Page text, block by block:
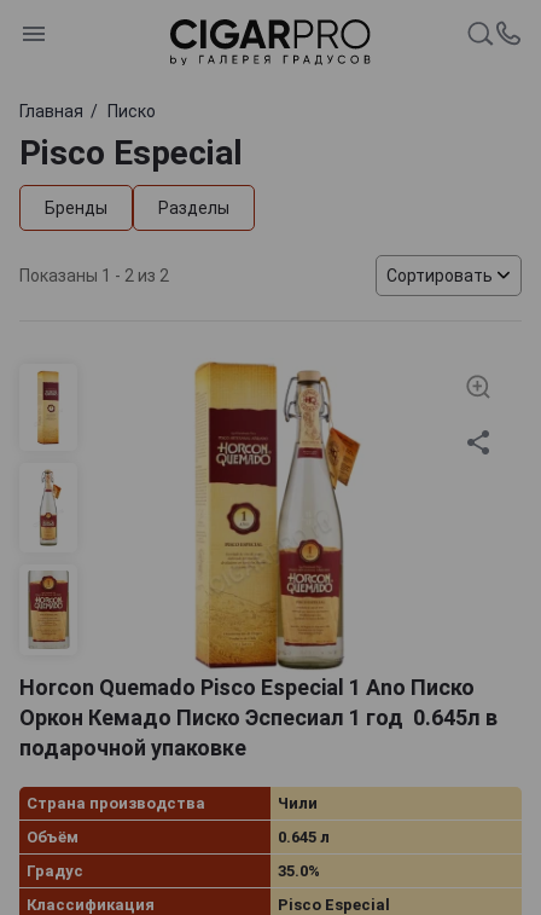
Главная Писко
Pisco Especial
Бренды Разделы
Показаны 1 - 2 из 2 Сортировать
Horcon Quemado Pisco Especial 1 Ano Писко
Оркон Кемадо Писко Эспесиал 1 год 0.645л в
подарочной упаковке
Страна производства
Чили
Объём
0.645 л
Градус
35.0%
Классификация
Pisco Especial